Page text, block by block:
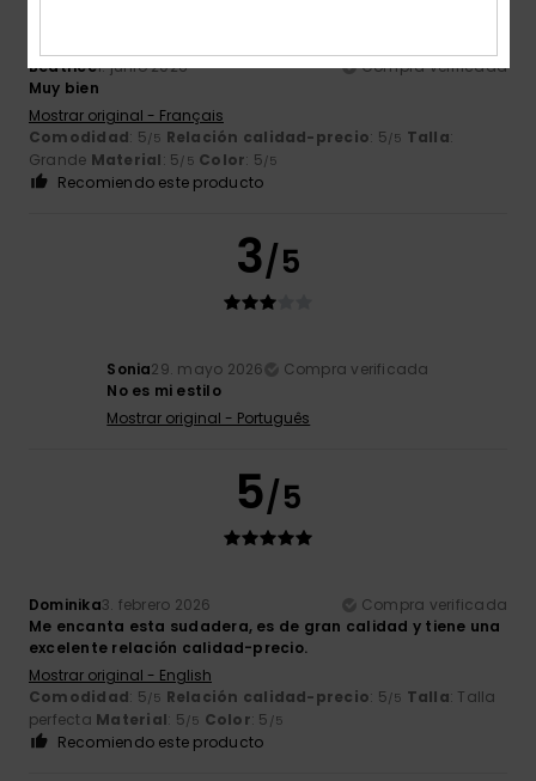
Béatrice1. junio 2026
Compra verificada
Muy bien
Mostrar original - Français
Comodidad: 5/5 Relación calidad-precio: 5/5 Talla:
Grande Material: 5/5 Color: 5/5
Recomiendo este producto
3/5
Sonia29. mayo 2026
Compra verificada
No es mi estilo
Mostrar original - Português
5/5
Dominika3. febrero 2026
Compra verificada
Me encanta esta sudadera, es de gran calidad y tiene una
excelente relación calidad-precio.
Mostrar original - English
Comodidad: 5/5 Relación calidad-precio: 5/5 Talla: Talla
perfecta Material: 5/5 Color: 5 /5
Recomiendo este producto